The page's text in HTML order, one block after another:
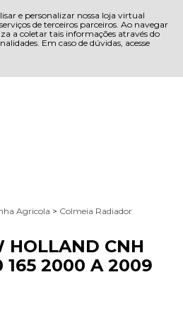
e personalizar nossa loja virtual
de terceiros parceiros. Ao navegar
a coletar tais informações através do
Em caso de dúvidas, acesse
Agricola > Colmeia Radiador
HOLLAND CNH
165 2000 A 2009